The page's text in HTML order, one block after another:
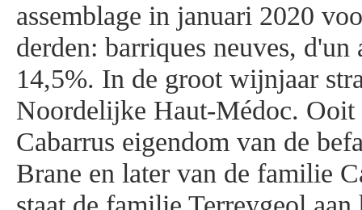
assemblage in januari 2020
derden: barriques neuves, d'un
14,5%. In de groot wijnjaar
Noordelijke Haut-Médoc. Ooit
Cabarrus eigendom van de
Brane en later van de familie